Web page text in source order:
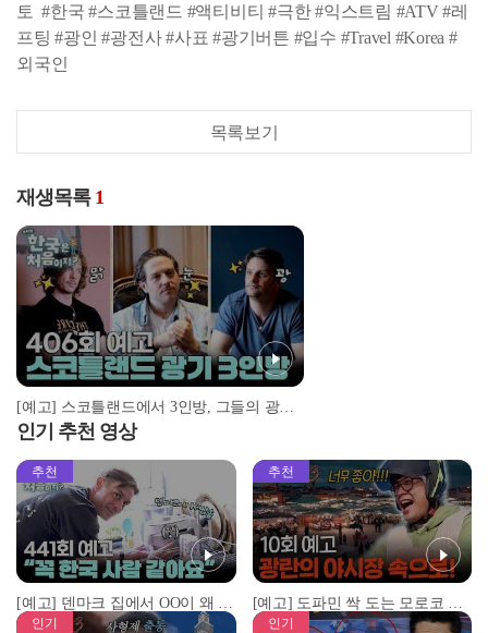
토 #한국 #스코틀랜드 #액티비티 #극한 #익스트림 #ATV #레
프팅 #광인 #광전사 #사표 #광기버튼 #입수 #Travel #Korea #
외국인
목록보기
재생목록 1
[예고] 스코틀랜드에서 3인방, 그들의 광기 버튼이 ON 되면? 제작진의 사표도 ON!
인기 추천 영상
추천
[예고] 덴마크 집에서 OO이 왜 나와...? 이상할 정도로 한국을 사랑하는 우리 형을 제보합니다!
추천
[예고] 도파민 싹 도는 모로코 야시장 투어!
인기 인기